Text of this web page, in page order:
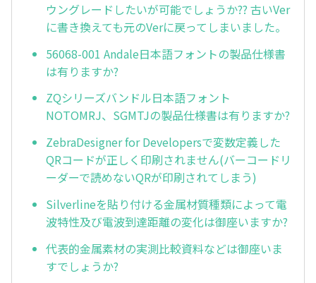
ウングレードしたいが可能でしょうか?? 古いVer
に書き換えても元のVerに戻ってしまいました。
56068-001 Andale日本語フォントの製品仕様書
は有りますか?
ZQシリーズバンドル日本語フォント
NOTOMRJ、SGMTJの製品仕様書は有りますか?
ZebraDesigner for Developersで変数定義した
QRコードが正しく印刷されません(バーコードリ
ーダーで読めないQRが印刷されてしまう)
Silverlineを貼り付ける金属材質種類によって電
波特性及び電波到達距離の変化は御座いますか?
代表的金属素材の実測比較資料などは御座いま
すでしょうか?